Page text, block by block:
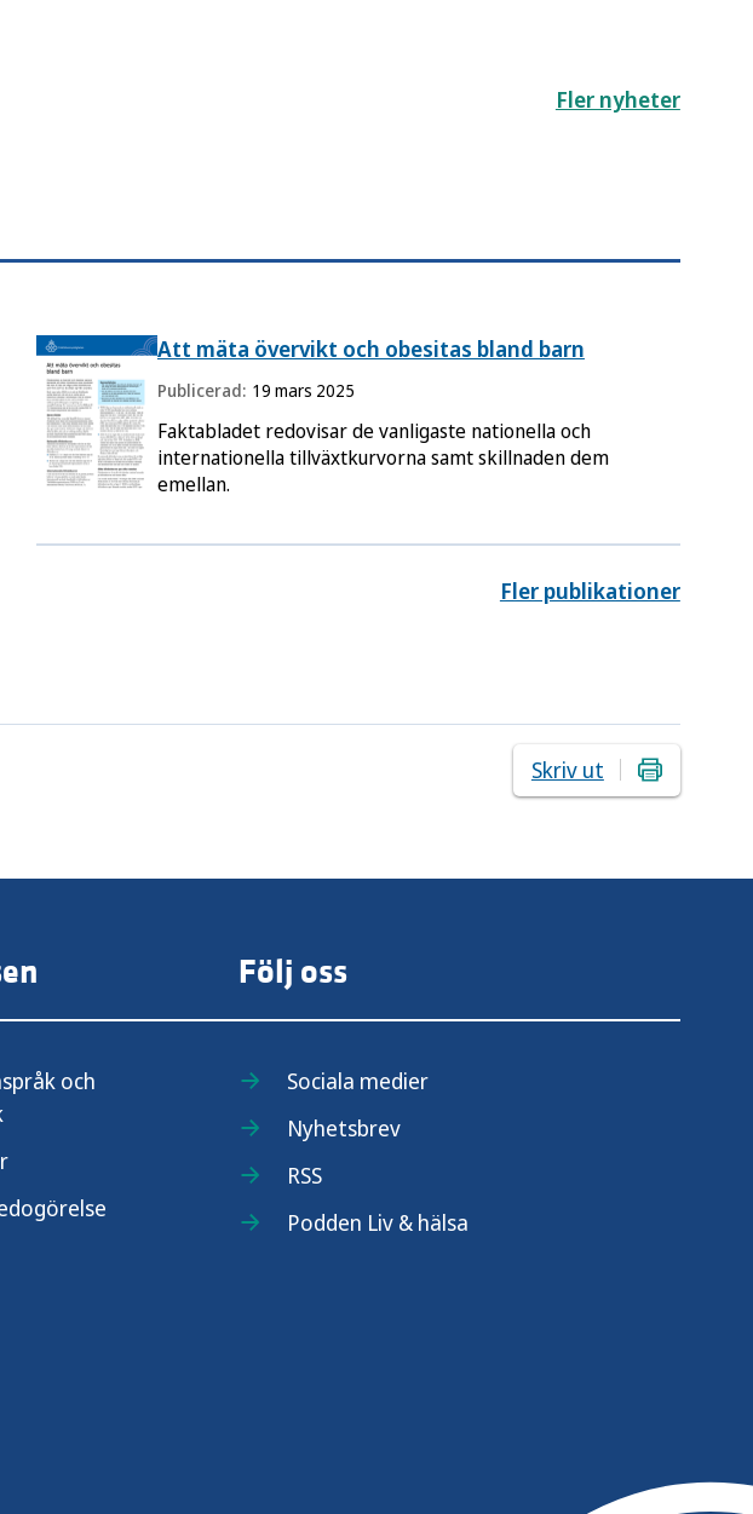
Fler nyheter
Att mäta övervikt och obesitas bland barn
Publicerad: 19 mars 2025
Faktabladet redovisar de vanligaste nationella och
internationella tillväxtkurvorna samt skillnaden dem
emellan.
Fler publikationer
Skriv ut
och
Följ oss
Sociala medier
Nyhetsbrev
RSS
Podden Liv & hälsa